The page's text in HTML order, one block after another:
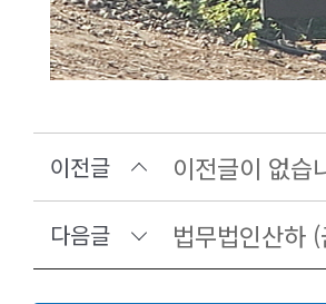
이전글 이전글이 없습
다음글 법무법인산하